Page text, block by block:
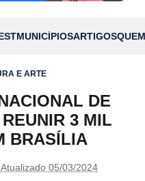
MUNICÍPIOSARTIGOS
E ARTE
DE
3 MIL
BRASÍLIA
05/03/2024